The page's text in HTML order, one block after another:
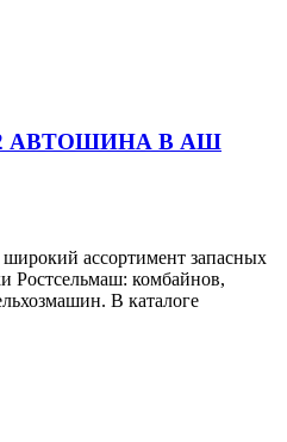
АВТОШИНА В АШ
ассортимент запасных
Ростсельмаш: комбайнов,
В каталоге